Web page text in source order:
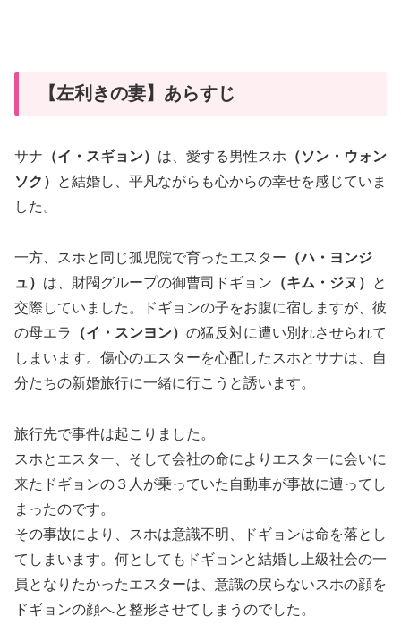
【左利きの妻】あらすじ
サナ （イ・スギョン） は、愛する男性スホ （ソン・ウォン
ソク）
と結婚し、平凡ながらも心からの幸せを感じていま
した。
一方、スホと同じ孤児院で育ったエスター （ハ・ヨンジ
ュ） は、財閥グループの御曹司ドギョン （キム・ジヌ）
と
交際していました。ドギョンの子をお腹に宿しますが、彼
の母エラ
（イ・スンヨン） の猛反対に遭い別れさせられて
しまいます。傷心のエスターを心配したスホとサナは、自
分たちの新婚旅行に一緒に行こうと誘います。
旅行先で事件は起こりました。
スホとエスター、そして会社の命によりエスターに会いに
来たドギョンの３人が乗っていた自動車が事故に遭ってし
まったのです。
その事故により、スホは意識不明、ドギョンは命を落とし
てしまいます。何としてもドギョンと結婚し上級社会の一
員となりたかったエスターは、意識の戻らないスホの顔を
ドギョンの顔へと整形させてしまうのでした。